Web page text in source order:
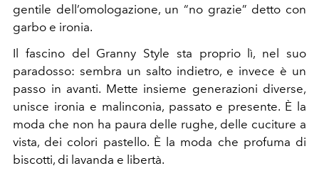
gentile dell’omologazione, un “no grazie” detto con
garbo e ironia.
Il fascino del Granny Style sta proprio lì, nel suo
paradosso: sembra un salto indietro, e invece è un
passo in avanti. Mette insieme generazioni diverse,
unisce ironia e malinconia, passato e presente. È la
moda che non ha paura delle rughe, delle cuciture a
vista, dei colori pastello. È la moda che profuma di
biscotti, di lavanda e libertà.